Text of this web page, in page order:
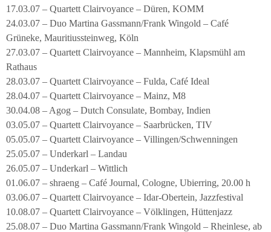
17.03.07 – Quartett Clairvoyance – Düren, KOMM
24.03.07 – Duo Martina Gassmann/Frank Wingold – Café
Grüneke, Mauritiussteinweg, Köln
27.03.07 – Quartett Clairvoyance – Mannheim, Klapsmühl am
Rathaus
28.03.07 – Quartett Clairvoyance – Fulda, Café Ideal
28.04.07 – Quartett Clairvoyance – Mainz, M8
30.04.08 – Agog – Dutch Consulate, Bombay, Indien
03.05.07 – Quartett Clairvoyance – Saarbrücken, TIV
05.05.07 – Quartett Clairvoyance – Villingen/Schwenningen
25.05.07 – Underkarl – Landau
26.05.07 – Underkarl – Wittlich
01.06.07 – shraeng – Café Journal, Cologne, Ubierring, 20.00 h
03.06.07 – Quartett Clairvoyance – Idar-Obertein, Jazzfestival
10.08.07 – Quartett Clairvoyance – Völklingen, Hüttenjazz
25.08.07 – Duo Martina Gassmann/Frank Wingold – Rheinlese, ab